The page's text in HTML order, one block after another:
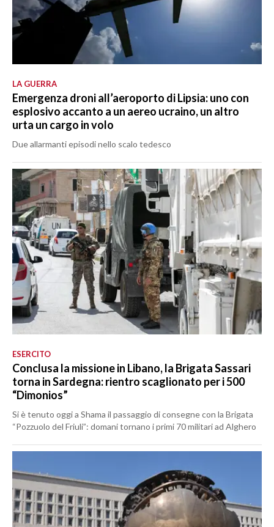
LA GUERRA
Emergenza droni all’aeroporto di Lipsia: uno con
esplosivo accanto a un aereo ucraino, un altro
urta un cargo in volo
Due allarmanti episodi nello scalo tedesco
ESERCITO
Conclusa la missione in Libano, la Brigata Sassari
torna in Sardegna: rientro scaglionato per i 500
“Dimonios”
Si è tenuto oggi a Shama il passaggio di consegne con la Brigata
“Pozzuolo del Friuli”: domani tornano i primi 70 militari ad Alghero